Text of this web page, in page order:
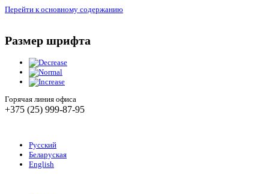
Перейти к основному содержанию
Размер шрифта
Горячая линия офиса
+375 (25) 999-87-95
Русский
Беларуская
English